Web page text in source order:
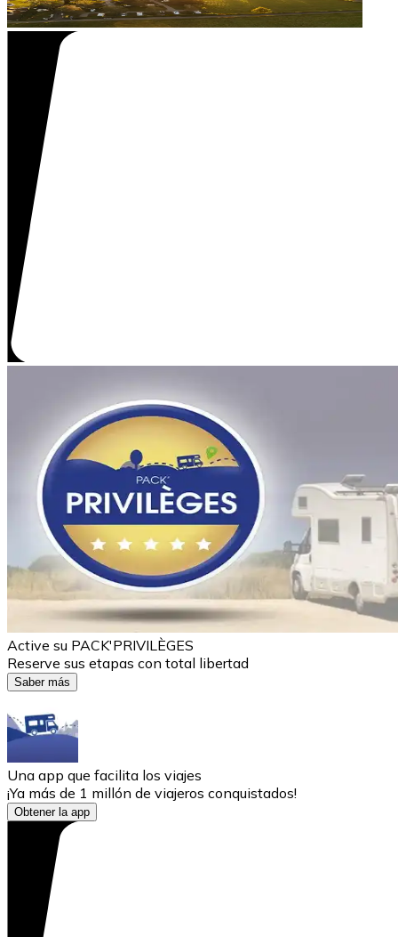
Active su PACK'PRIVILÈGES
Reserve sus etapas con total libertad
Saber más
Una app que facilita los viajes
¡Ya más de 1 millón de viajeros conquistados!
Obtener la app